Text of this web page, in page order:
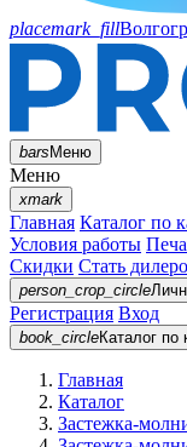
placemark_fill
barsМеню
Меню
xmark
Главная Каталог по
Условия работы
Скидки Стать
person_crop_circle
Регистрация Вход
book_circleКаталог по
Главная
Каталог
Застежка-